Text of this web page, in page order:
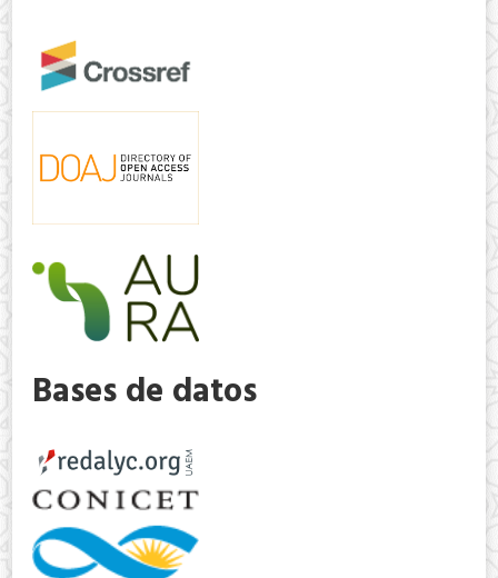
Bases de datos